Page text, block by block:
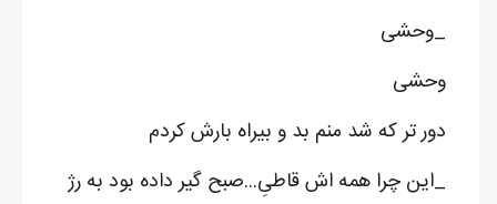
_وحشی
وحشی
دور تر که شد منم بد و بیراه بارش کردم
_این چرا همه اش قاطیِ...صبح گیر داده بود به رژ